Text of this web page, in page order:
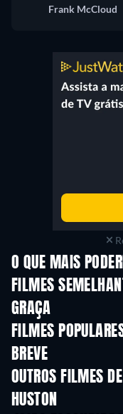
Frank McCloud
O QUE MAIS
FILMES
GRAÇA
FILMES
BREVE
OUTROS FILMES
HUSTON